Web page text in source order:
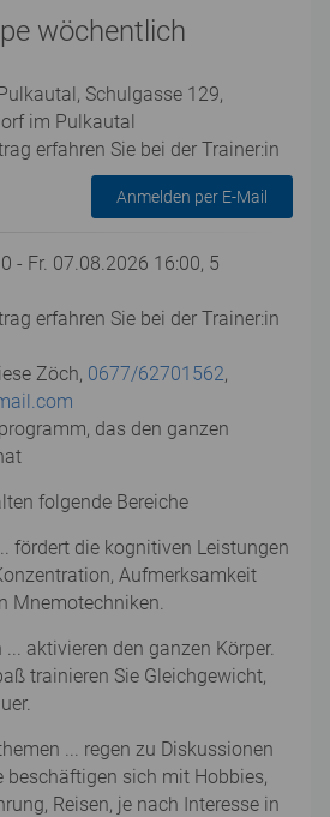
wöchentlich
Schulgasse 129,
im Pulkautal
erfahren Sie bei der Trainer:in
Anmelden per E-Mail
- Fr. 07.08.2026 16:00, 5
erfahren Sie bei der Trainer:in
Zöch, 0677/62701562,
das den ganzen
folgende Bereiche
fördert die kognitiven Leistungen
Aufmerksamkeit
Mnemotechniken.
aktivieren den ganzen Körper.
trainieren Sie Gleichgewicht,
... regen zu Diskussionen
beschäftigen sich mit Hobbies,
Reisen, je nach Interesse in